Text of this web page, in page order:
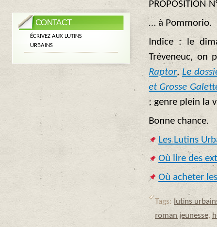
PROPOSITION
… à Pommorio.
Indice : le
Tréveneuc, on
Raptor, Le
et Grosse
; genre plein la
Bonne chance.
Les Lutins
Où lire des
Où acheter
Tags:
lutins
roman jeunesse,
CONTACT
ÉCRIVEZ AUX LUTINS
URBAINS